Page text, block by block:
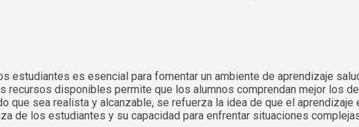
estudiantes es esencial para fomentar un ambiente de aprendizaje
disponibles permite que los alumnos comprendan mejor los
que sea realista y alcanzable, se refuerza la idea de que el
de los estudiantes y su capacidad para enfrentar situaciones